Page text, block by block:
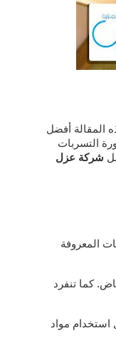
المقالة أفضل
التسربات
شركة عزل
المعروفة
كما تنفرد
استخدام مواد